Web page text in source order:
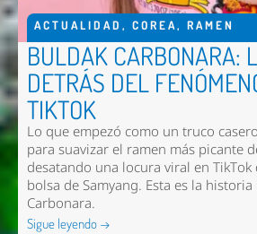
ACTUALIDAD , COREA, RAMEN
BULDAK CARBONARA:
DETRÁS DEL
TIKTOK
Lo que empezó como un truco
para suavizar el ramen más picante
desatando una locura viral en
bolsa de Samyang. Esta es la
Carbonara.
Sigue leyendo →